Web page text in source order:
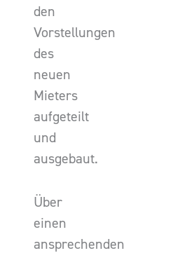
den
Vorstellungen
des
neuen
Mieters
aufgeteilt
und
ausgebaut.
Über
einen
ansprechenden